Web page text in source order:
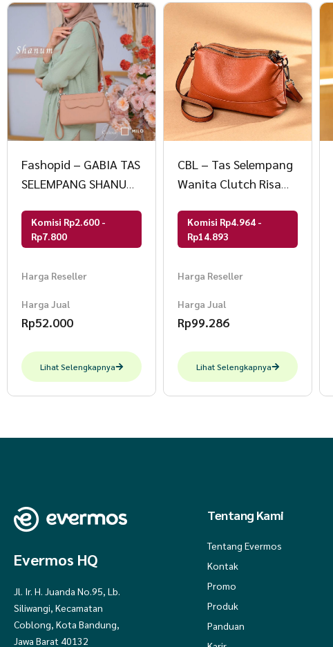
Fashopid – GABIA TAS
SELEMPANG SHANUM
Komisi Rp2.600 -
Rp7.800
Harga Reseller
Harga Jual
Rp52.000
Lihat Selengkapnya
CBL – Tas Selempang
Wanita Clutch Risa
Komisi Rp4.964 -
Rp14.893
Harga Reseller
Harga Jual
Rp99.286
Lihat Selengkapnya
Evermos HQ
Jl. Ir. H. Juanda No.95, Lb.
Siliwangi, Kecamatan
Coblong, Kota Bandung,
Jawa Barat 40132
Tentang Kami
Tentang Evermos
Kontak
Promo
Produk
Panduan